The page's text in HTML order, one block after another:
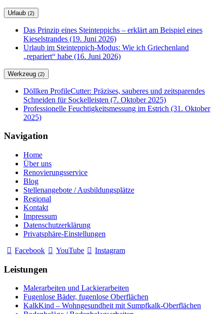
Urlaub (2)
Das Prinzip eines Steinteppichs – erklärt am Beispiel eines
Kieselstrandes (19. Juni 2026)
Urlaub im Steinteppich-Modus: Wie ich Griechenland
„repariert“ habe (16. Juni 2026)
Werkzeug (2)
Döllken ProfileCutter: Präzises, sauberes und zeitsparendes
Schneiden für Sockelleisten (7. Oktober 2025)
Professionelle Feuchtigkeitsmessung im Estrich (31. Oktober
2025)
Navigation
Home
Über uns
Renovierungsservice
Blog
Stellenangebote / Ausbildungsplätze
Regional
Kontakt
Impressum
Datenschutzerklärung
Privatsphäre-Einstellungen
Facebook
YouTube Instagram
Leistungen
Malerarbeiten und Lackierarbeiten
Fugenlose Bäder, fugenlose Oberflächen
KalkKind – Wohngesundheit mit Sumpfkalk-Oberflächen